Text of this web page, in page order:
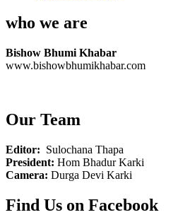
who we are
Bishow Bhumi Khabar
www.bishowbhumikhabar.com
Our Team
Editor: Sulochana Thapa
President: Hom Bhadur Karki
Camera: Durga Devi Karki
Find Us on Facebook